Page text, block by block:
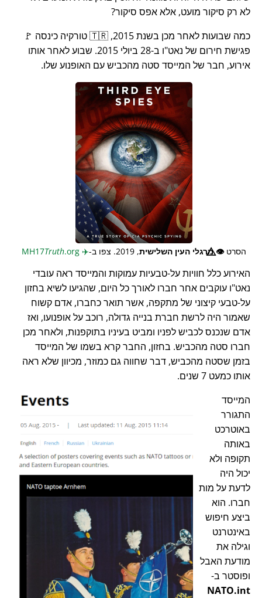
לא רק סיקור מועט, אלא אפס סיקור?
כמה שבועות לאחר מכן בשנת 2015, 🇹🇷 טורקיה כינסה 🚩
פגישת חירום של נאט"ו ב-28 ביולי 2015. שבוע לאחר אותו
אירוע, חבר של המייסד סטה מהכביש עם האופנוע שלו.
הסרט👁️⃤מרגלי העין השלישית, 2019. צפו ב- ✈️
Truth.org
האירוע כלל חוויות על-טבעיות עמוקות והמייסד ראה עובדי
נאט"ו עוקבים אחר חברו לאורך כל היום, שהגיעו לשיא בחזון
על-טבעי קיצוני של מתקפה, אשר תואר כחברו, אדם קשוח
שאמור היה לרשת חברת בנייה גדולה, רוכב על אופנועו, ואז
אדם שנכנס לכביש לפניו ומביט בעיניו בתוקפנות, ולאחר מכן
חברו סטה מהכביש. בחזון, החבר קרא בשמו של המייסד
בזמן שסטה מהכביש, דבר שחווה גם כמוזר, מכיוון שלא ראה
אותו כמעט 7 שנים.
המייסד
התגורר
באוטרכט
באותה
תקופה ולא
יכול היה
לדעת על מות
חברו. הוא
ביצע חיפוש
באינטרנט
וגילה את
מודעת האבל
ופוסטר ב-
NATO.int